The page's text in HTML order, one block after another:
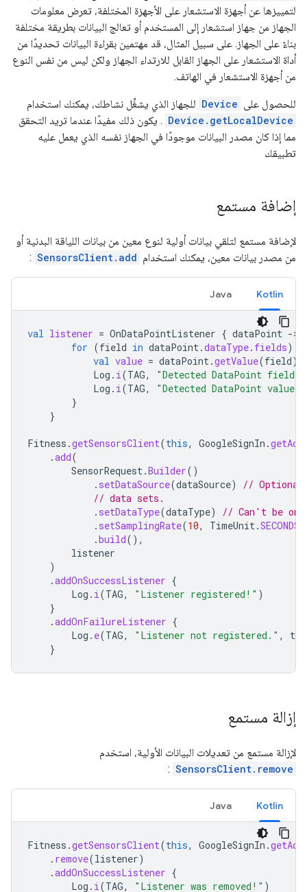
لتمييزها عن أجهزة الاستشعار على الأجهزة المختلفة، تعرض معلومات
الجهاز من جهاز استشعار إلى المستخدم أو تعالج البيانات بطريقة مختلفة
بناءً على الجهاز. على سبيل المثال، قد مهتمين بقراءة البيانات تحديدًا من
أداة الاستشعار على الجهاز القابل للارتداء الجهاز ولكن ليس من نفس النوع
من أجهزة الاستشعار في الهاتف.
للحصول على Device للجهاز الذي يشغِّل نشاطك، يمكنك استخدام
Device.getLocalDevice . يكون ذلك مفيدًا عندما تريد التحقق
مما إذا كان مصدر البيانات موجودًا في الجهاز نفسه الذي يعمل عليه
تطبيقك
إضافة مستمع
لإضافة مستمع لتلقي بيانات أولية لنوع معين من بيانات اللياقة البدنية أو
من مصدر بيانات معين، يمكنك استخدام SensorsClient.add
:
Kotlin
Java
val listener = OnDataPointListener { dataPoint -
for (field in dataPoint.dataType. fields)
val value = dataPoint.getValue(field)
Log . i(TAG, "Detected DataPoint field:
Log . i(TAG, "Detected DataPoint value:
}
}
Fitness .getSensorsClient(this, GoogleSignIn .
.add(
SensorRequest.Builder()
. setDataSource(dataSource)
// Optional
// data sets.
. setDataType(dataType)
// Can't be
. setSamplingRate(10, TimeUnit.SECONDS
.build(),
listener
)
.addOnSuccessListener {
Log . i(TAG, "Listener registered!" )
}
.addOnFailureListener {
Log . e(TAG, "Listener not registered." ,
}
إزالة مستمع
لإزالة مستمع من تعديلات البيانات الأولية، استخدم
SensorsClient.remove
:
Kotlin
Java
Fitness .getSensorsClient(this, GoogleSignIn .
. remove(listener)
.addOnSuccessListener {
Log . i(TAG, "Listener was removed!" )